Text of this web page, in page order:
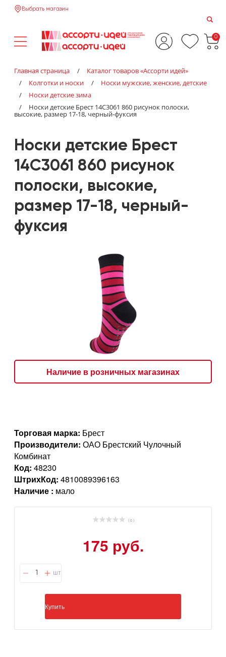
Выбрать магазин
0
Главная страница /
Каталог товаров «‎Ассорти идей»‎
/
Колготки и носки /
Носки мужские, женские, детские
/
Носки детские зима
/
Носки детские Брест 14С3061 860 рисунок полоски,
высокие, размер 17-18, черный-фуксия
Носки детские Брест
14С3061 860 рисунок
полоски, высокие,
размер 17-18, черный-
фуксия
Наличие в розничных магазинах
Торговая марка: Брест
Производители: ОАО Брестский Чулочный
Комбинат
Код: 48230
ШтрихКод: 4810089396163
Наличие : мало
( 0 )
175 руб.
шт
Купить